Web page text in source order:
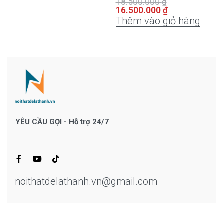
18.500.000₫
16.500.000 ₫
Thêm vào giỏ hàng
YÊU CẦU GỌI - Hỗ trợ 24/7
noithatdelathanh.vn@gmail.com